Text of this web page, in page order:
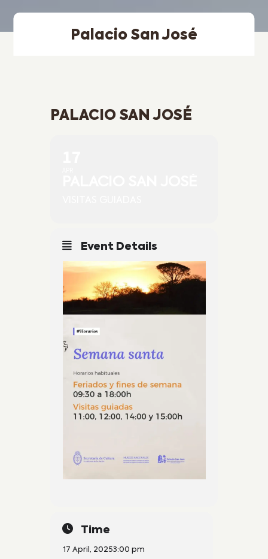
Palacio San José
PALACIO SAN JOSÉ
Event Details
Time
17 April, 20253:00 pm